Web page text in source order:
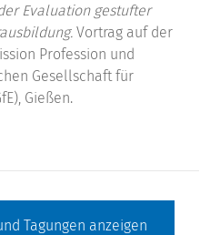
Evaluation gestufter
Vortrag auf der
Profession und
Gesellschaft für
Gießen.
Tagungen anzeigen